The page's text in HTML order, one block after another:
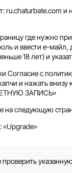
ru.chaturbate.com
где нужно
и ввести е-
18 лет) и
Согласие с
и нажать
ЗАПИСЬ»
на следующую
«Upgrade»
проверить